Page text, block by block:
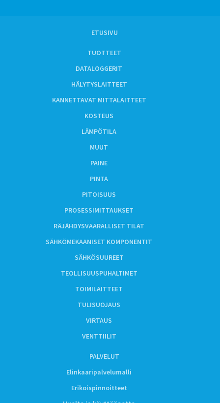
ETUSIVU
TUOTTEET
DATALOGGERIT
HÄLYTYSLAITTEET
KANNETTAVAT MITTALAITTEET
KOSTEUS
LÄMPÖTILA
MUUT
PAINE
PINTA
PITOISUUS
PROSESSIMITTAUKSET
RÄJÄHDYSVAARALLISET TILAT
SÄHKÖMEKAANISET KOMPONENTIT
SÄHKÖSUUREET
TEOLLISUUSPUHALTIMET
TOIMILAITTEET
TULISUOJAUS
VIRTAUS
VENTTIILIT
PALVELUT
Elinkaaripalvelumalli
Erikoispinnoitteet